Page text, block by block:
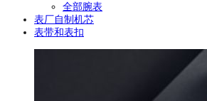
全部腕表
表厂自制机芯
表带和表扣